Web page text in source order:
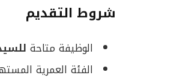
شروط التقديم
الوظيفة متاحة
الفئة العمرية